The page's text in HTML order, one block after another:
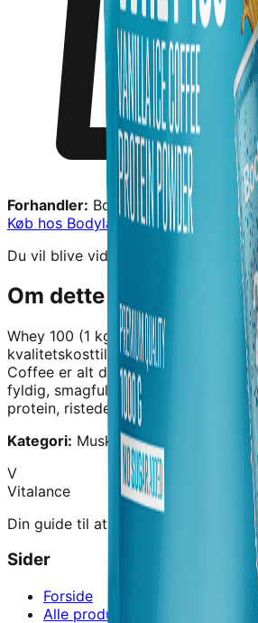
Forhandler: Bodylab
Køb hos Bodylab →
Du vil blive videresendt til
Om dette produkt
Whey 100 (1 kg) - Vanilla Ice Coffee
kvalitetskosttilskud fra
Coffee er alt det, du kender fra en
fyldig, smagfuld og forfriskende. Vi
protein, ristede arabicabønner og
Kategori: Muskelopbygning ›
V
Vitalance
Din guide til at finde de bedste
Sider
Forside
Alle produkter